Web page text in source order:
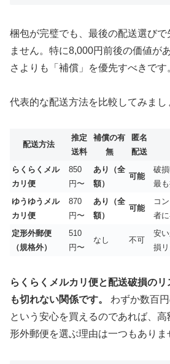
梱包が完璧でも、最後の配送選びで
ません。特に8,000円前後の価値が
さよりも「補償」を優先すべきです
代表的な配送方法を比較してみまし
配送方法
推定
送料
補償の有
無
匿名
配送
らくらくメル
カリ便
850
円〜
あり（全
額）
可能
破
最
ゆうゆうメル
カリ便
870
円〜
あり（全
額）
可能
コ
者
定形外郵便
（規格外）
510
円〜
なし 不可
安
損
らくらくメルカリ便と配送破損の
も切れない関係です。
わずか数百
という安心を買えるのであれば、
形外郵便を選ぶ理由は一つもありま